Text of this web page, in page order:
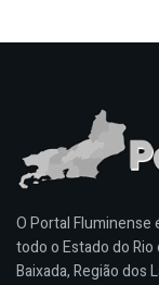
O Portal
todo o Estado do
Baixada, Região dos